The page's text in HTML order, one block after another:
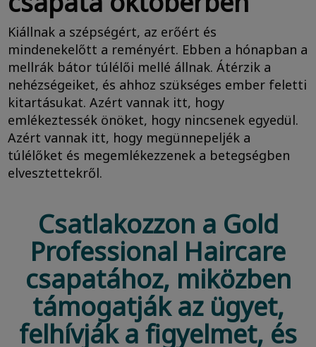
Kiállnak a szépségért, az erőért és
mindenekelőtt a reményért. Ebben a hónapban a
mellrák bátor túlélői mellé állnak. Átérzik a
nehézségeiket, és ahhoz szükséges ember feletti
kitartásukat. Azért vannak itt, hogy
emlékeztessék önöket, hogy nincsenek egyedül.
Azért vannak itt, hogy megünnepeljék a
túlélőket és megemlékezzenek a betegségben
elvesztettekről.
Csatlakozzon a Gold
Professional Haircare
csapatához, miközben
támogatják az ügyet,
felhívják a figyelmet, és